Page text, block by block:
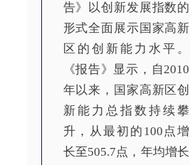
告》以创新发展指数的
形式全面展示国家高新
区的创新能力水平。
《报告》显示，自2010
年以来，国家高新区创
新能力总指数持续攀
升，从最初的100点增
长至505.7点，年均增长